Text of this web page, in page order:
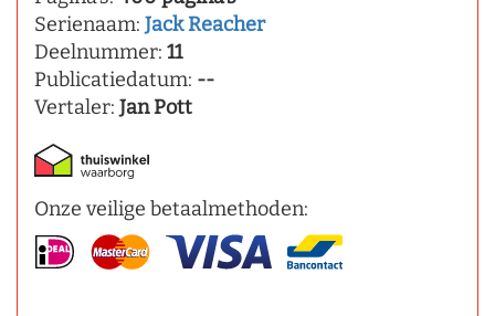
Serienaam: Jack Reacher
Deelnummer: 11
Publicatiedatum: --
Vertaler: Jan Pott
Onze veilige betaalmethoden: